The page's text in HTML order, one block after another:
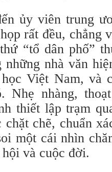
ủy viên trung
rất đều, chẳng
“tổ dân phố”
nhà văn
Việt Nam, và
Nhẹ nhàng,
thiết lập trạm
chặt chẽ, chuẩn
một cái nhìn
và cuộc đời.